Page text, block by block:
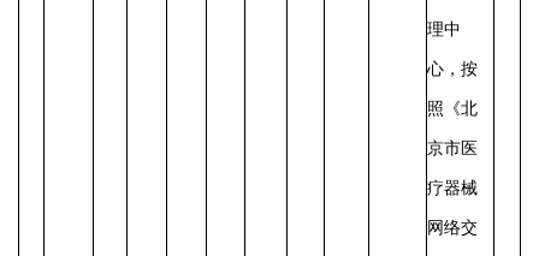
理中
心，按
照《北
京市医
疗器械
网络交